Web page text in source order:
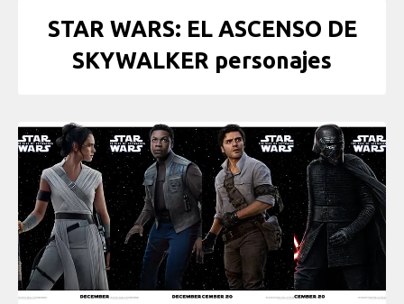
STAR WARS: EL ASCENSO DE
SKYWALKER personajes